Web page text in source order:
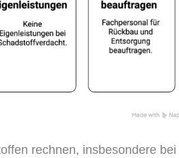
rechnen, insbesondere bei